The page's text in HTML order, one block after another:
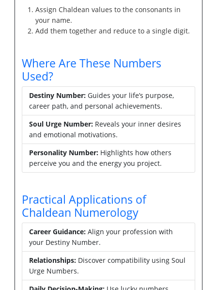
Assign Chaldean values to the consonants in
your name.
Add them together and reduce to a single digit.
Where Are These Numbers
Used?
Destiny Number: Guides your life’s purpose,
career path, and personal achievements.
Soul Urge Number: Reveals your inner desires
and emotional motivations.
Personality Number: Highlights how others
perceive you and the energy you project.
Practical Applications of
Chaldean Numerology
Career Guidance: Align your profession with
your Destiny Number.
Relationships: Discover compatibility using Soul
Urge Numbers.